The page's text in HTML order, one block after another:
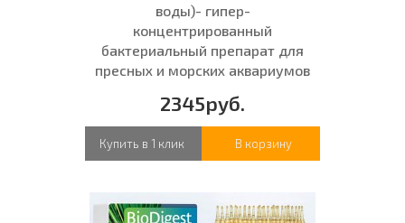
воды)- гипер-
концентрированный
бактериальный препарат для
пресных и морских аквариумов
2345руб.
Купить в 1 клик В корзину